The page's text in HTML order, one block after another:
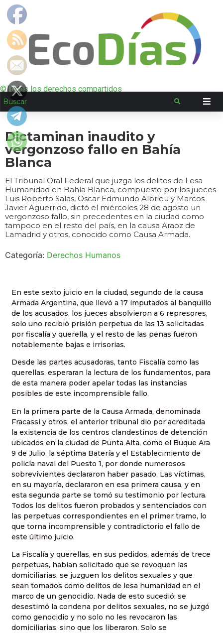
©Todos los derechos compartidos
Dictaminan inaudito y
vergonzoso fallo en Bahía
Blanca
El Tribunal Oral Federal que juzga los delitos de Lesa
Humanidad en Bahía Blanca, compuesto por los jueces
Luis Roberto Salas, Oscar Edmundo Albrieu y Marcos
Javier Aguerrido, dictó el miércoles 28 de agosto un
vergonzoso fallo, sin precedentes en la ciudad como
tampoco en el resto del país, en la causa Araoz de
Lamadrid y otros, conocido como Causa Armada.
Categoría: Derechos Humanos
En este sexto juicio en la ciudad, segundo de la causa
Armada Argentina, que llevó a 17 imputados al banquillo
de los acusados, los jueces absolvieron a 6 represores,
solo uno recibió prisión perpetua de las 13 solicitadas
por fiscalía y querella, y el resto de las penas fueron
notablemente bajas e irrisorias.
Desde las partes acusadoras, tanto Fiscalía como las
querellas, esperaran la lectura de los fundamentos, para
de esta manera poder apelar todas las instancias
posibles de este incomprensible fallo.
En la primera parte de la Causa Armada, denominada
Fracassi y otros, el anterior tribunal dio por acreditada
la existencia de los centros clandestinos de detención
ubicados en la ciudad de Punta Alta, como el Buque Ara
9 de Julio, la séptima Batería y el Establecimiento de
policía naval del Puesto 1, por donde numerosos
sobrevivientes declararon haber pasado. Las víctimas,
en su mayoría, declararon en esa primera causa, y en
esta segunda parte se tomó su testimonio por lectura.
Todos los delitos fueron probados y sentenciados con
las perpetuas correspondientes en el primer tramo, lo
que torna incomprensible y contradictorio el fallo de
este último juicio.
La Fiscalía y querellas, en sus pedidos, además de trece
perpetuas, habían solicitado que se revoquen las
domiciliarias, se juzguen los delitos sexuales y que
sean tomados como delitos de lesa humanidad en el
marco de un genocidio. Nada de esto sucedió: se
desestimó la condena por delitos sexuales, no se juzgó
como genocidio y no solo no les revocaron las
domiciliarias, sino que los liberaron. Solo se